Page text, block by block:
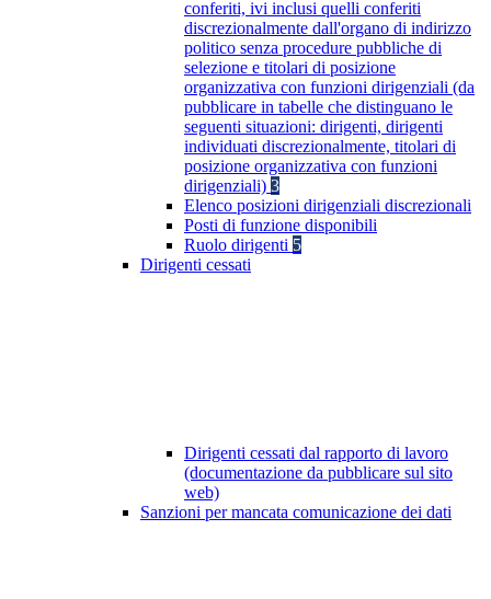
conferiti, ivi inclusi quelli conferiti
discrezionalmente dall'organo di indirizzo
politico senza procedure pubbliche di
selezione e titolari di posizione
organizzativa con funzioni dirigenziali (da
pubblicare in tabelle che distinguano le
seguenti situazioni: dirigenti, dirigenti
individuati discrezionalmente, titolari di
posizione organizzativa con funzioni
dirigenziali) 3
Elenco posizioni dirigenziali discrezionali
Posti di funzione disponibili
Ruolo dirigenti 5
Dirigenti cessati
Dirigenti cessati dal rapporto di lavoro
(documentazione da pubblicare sul sito
web)
Sanzioni per mancata comunicazione dei dati